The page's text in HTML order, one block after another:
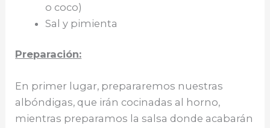
o coco)
Sal y pimienta
Preparación:
En primer lugar, prepararemos nuestras
albóndigas, que irán cocinadas al horno,
mientras preparamos la salsa donde acabarán